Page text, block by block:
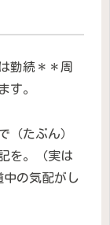
勤続＊＊周
す。
たぶん）
を。（実は
の気配がし